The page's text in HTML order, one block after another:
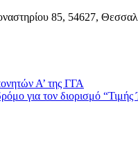
85, 54627,
Α’ της ΓΓΑ
για τον διορισμό “Τιμής